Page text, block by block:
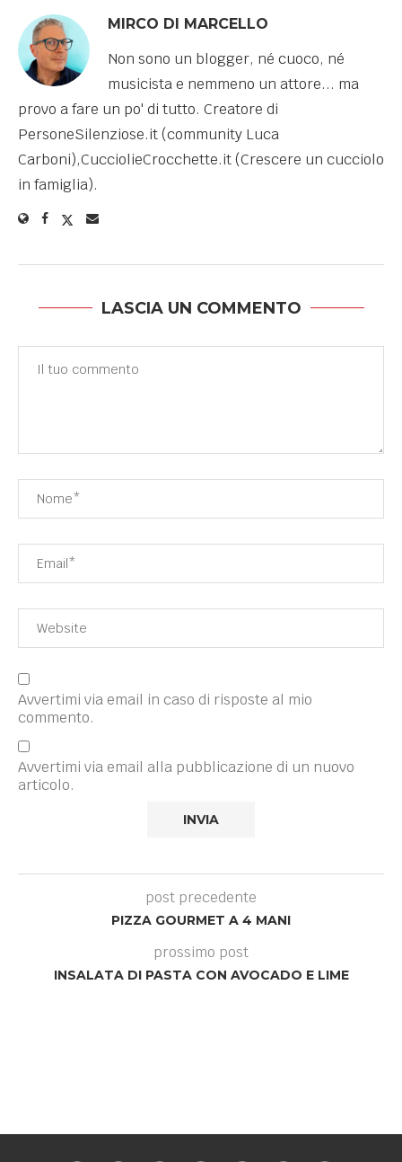
MIRCO DI MARCELLO
Non sono un blogger, né cuoco, né
musicista e nemmeno un attore... ma
provo a fare un po' di tutto. Creatore di
PersoneSilenziose.it (community Luca
Carboni),CucciolieCrocchette.it (Crescere un cucciolo
in famiglia).
LASCIA UN COMMENTO
Avvertimi via email in caso di risposte al mio
commento.
Avvertimi via email alla pubblicazione di un nuovo
articolo.
post precedente
PIZZA GOURMET A 4 MANI
prossimo post
INSALATA DI PASTA CON AVOCADO E LIME